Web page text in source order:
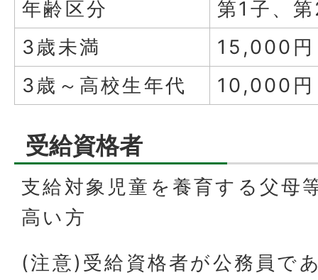
年齢区分
第1子、
3歳未満
15,000円
3歳～高校生年代
10,000円
受給資格者
支給対象児童を養育する父母
高い方
(注意)受給資格者が公務員で